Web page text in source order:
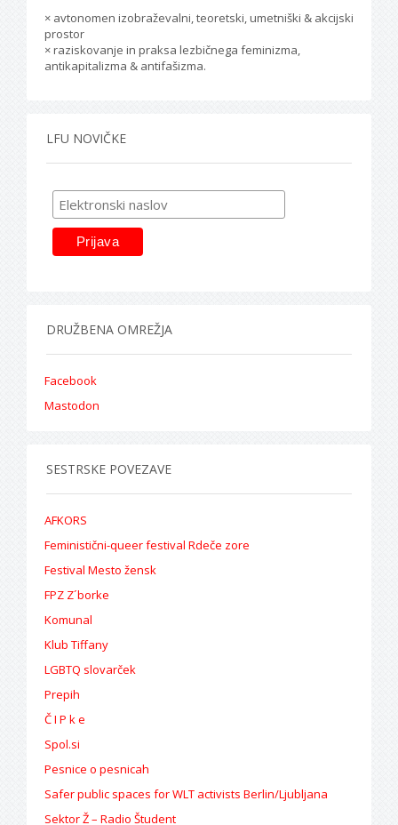
× avtonomen izobraževalni, teoretski, umetniški & akcijski
prostor
× raziskovanje in praksa lezbičnega feminizma,
antikapitalizma & antifašizma.
LFU NOVIČKE
DRUŽBENA OMREŽJA
Facebook
Mastodon
SESTRSKE POVEZAVE
AFKORS
Feministični-queer festival Rdeče zore
Festival Mesto žensk
FPZ Z´borke
Komunal
Klub Tiffany
LGBTQ slovarček
Prepih
Č I P k e
Spol.si
Pesnice o pesnicah
Safer public spaces for WLT activists Berlin/Ljubljana
Sektor Ž – Radio Študent